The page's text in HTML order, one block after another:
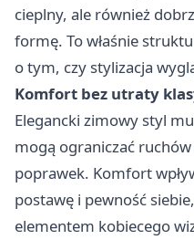
cieplny, ale również
formę. To właśnie
o tym, czy stylizacja
Komfort bez utraty
Elegancki zimowy styl
mogą ograniczać
poprawek. Komfort
postawę i pewność
elementem kobiecego